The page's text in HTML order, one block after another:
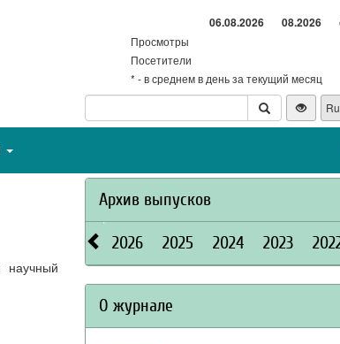
06.08.2026 08.2026
Просмотры
Посетители
* - в среднем в день за текущий месяц
Ru
научный
Архив выпусков
2026 2025 2024 2023
О журнале